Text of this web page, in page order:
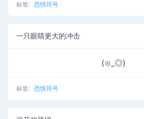
标签: 恐惧符号
一只眼睛更大的冲击
(⊙_◎)
标签: 恐惧符号